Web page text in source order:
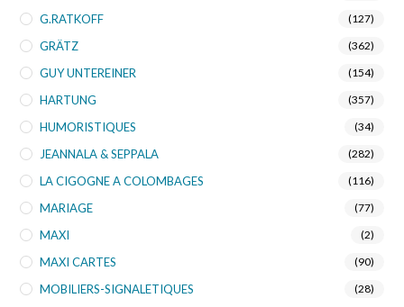
G.RATKOFF (127)
GRÄTZ (362)
GUY UNTEREINER (154)
HARTUNG (357)
HUMORISTIQUES (34)
JEANNALA & SEPPALA (282)
LA CIGOGNE A COLOMBAGES (116)
MARIAGE (77)
MAXI (2)
MAXI CARTES (90)
MOBILIERS-SIGNALETIQUES (28)